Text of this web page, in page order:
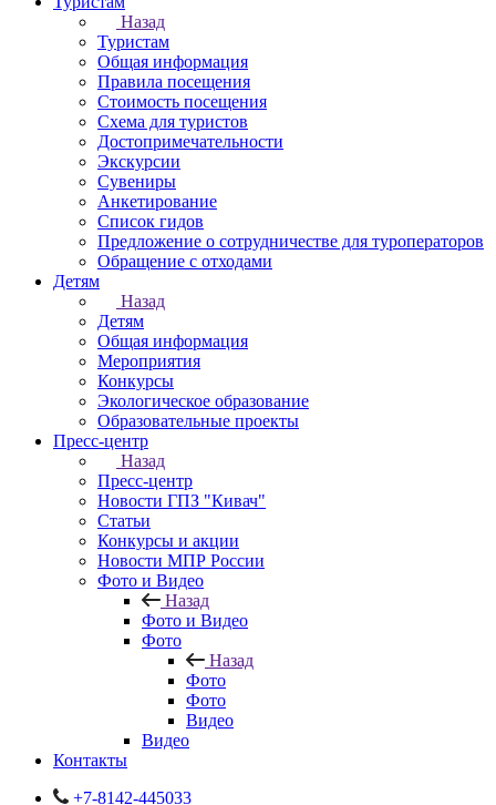
Назад
Туристам
Общая информация
Правила посещения
Стоимость посещения
Схема для туристов
Достопримечательности
Экскурсии
Сувениры
Анкетирование
Список гидов
Предложение о сотрудничестве для туроператоров
Обращение с отходами
Детям
Назад
Детям
Общая информация
Мероприятия
Конкурсы
Экологическое образование
Образовательные проекты
Пресс-центр
Назад
Пресс-центр
Новости ГПЗ "Кивач"
Статьи
Конкурсы и акции
Новости МПР России
Фото и Видео
Назад
Фото и Видео
Фото
Назад
Фото
Фото
Видео
Видео
Контакты
+7-8142-445033